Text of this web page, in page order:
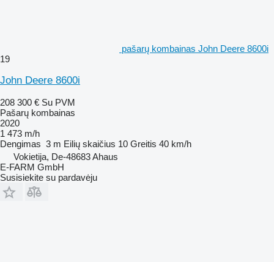
pašarų kombainas John Deere 8600i
19
John Deere 8600i
208 300 € Su PVM
Pašarų kombainas
2020
1 473 m/h
Dengimas 3 m Eilių skaičius 10 Greitis 40 km/h
Vokietija, De-48683 Ahaus
E-FARM GmbH
Susisiekite su pardavėju